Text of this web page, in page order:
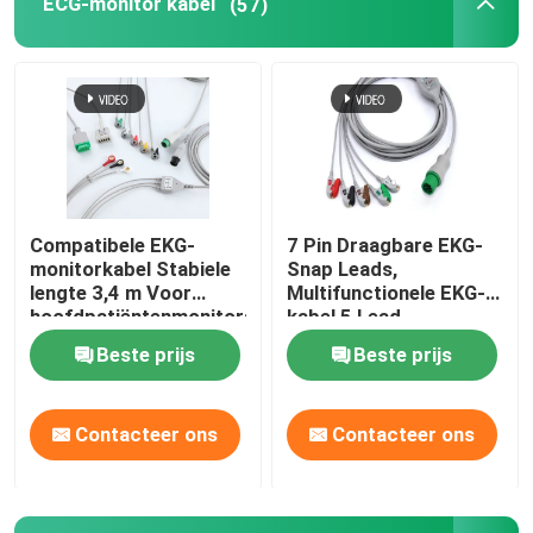
De kabel van ECG holter
electrocardiogramkabel
Bijbehorende onderdelen van de EKG-machine
NIBP-Manchet
NIBP-luchtslang
IBP-Adapterkabel
Compatibele EKG-
monitorkabel Stabiele
lengte 3,4 m Voor
hoofdpatiëntenmonitors
Beste prijs
Contacteer ons
7 Pin Draagbare EKG-
Snap Leads,
Multifunctionele EKG-
kabel 5 Lead
Beste prijs
Contacteer ons